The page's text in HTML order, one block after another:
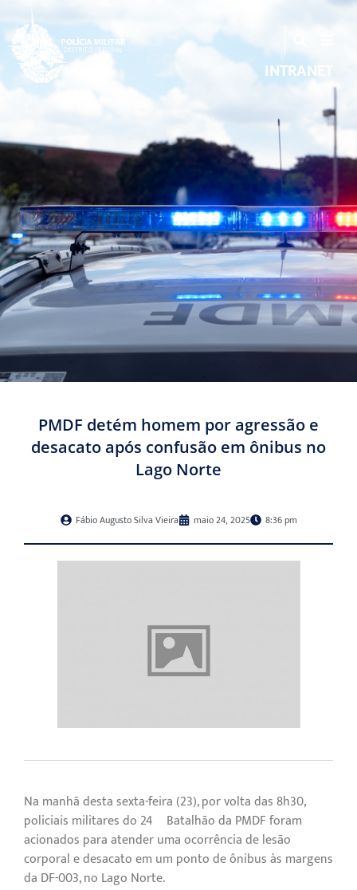
INTRANET
PMDF detém homem por agressão e
desacato após confusão em ônibus no
Lago Norte
Fábio Augusto Silva Vieira maio 24, 2025 8:36 pm
Na manhã desta sexta-feira (23), por volta das 8h30,
policiais militares do 24º Batalhão da PMDF foram
acionados para atender uma ocorrência de lesão
corporal e desacato em um ponto de ônibus às margens
da DF-003, no Lago Norte.